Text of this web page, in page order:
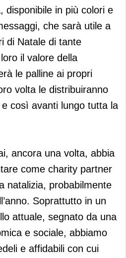
disponibile in più colori e
che sarà utile a
di Natale di tante
il valore della
le palline ai propri
volta le distribuiranno
così avanti lungo tutta la
ancora una volta, abbia
come charity partner
natalizia, probabilmente
Soprattutto in un
attuale, segnato da una
e sociale, abbiamo
e affidabili con cui